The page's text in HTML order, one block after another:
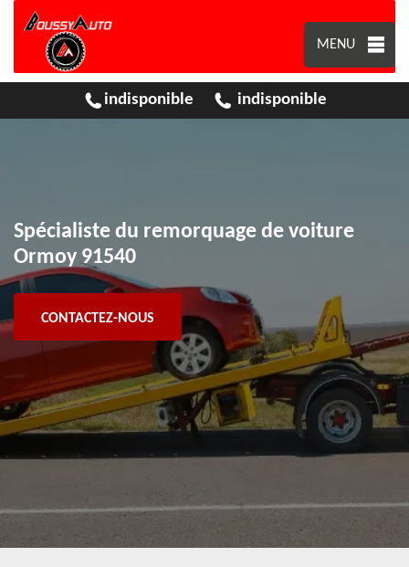
MENU
indisponible indisponible
Spécialiste du remorquage de voiture
Ormoy 91540
CONTACTEZ-NOUS